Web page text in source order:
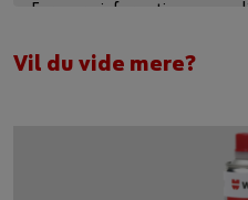
For mere information, se
Du kan også bruge dette
direkte på udbyderens
https://youtu.be/
Vil du vide mere?